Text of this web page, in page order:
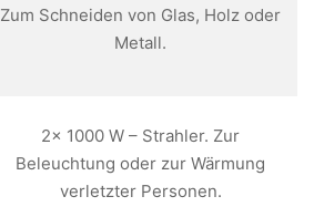
Zum Schneiden von Glas, Holz oder
Metall.
2x 1000 W – Strahler. Zur
Beleuchtung oder zur Wärmung
verletzter Personen.